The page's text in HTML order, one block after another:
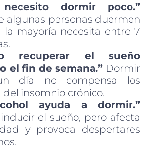
necesito dormir poco.”
algunas personas duermen
la mayoría necesita entre 7
recuperar el sueño
el fin de semana.” Dormir
día no compensa los
del insomnio crónico.
ayuda a dormir.”
el sueño, pero afecta
y provoca despertares